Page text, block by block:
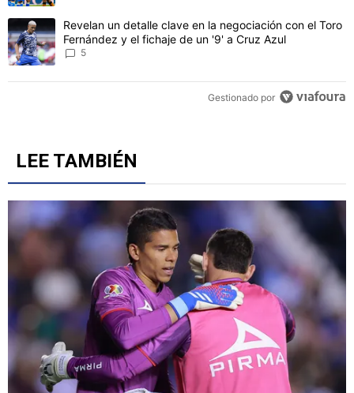
Un artículo de tendencia con el título "Revelan un detalle clave
Revelan un detalle clave en la negociación con el Toro
Fernández y el fichaje de un '9' a Cruz Azul
5
Gestionado por
LEE TAMBIÉN